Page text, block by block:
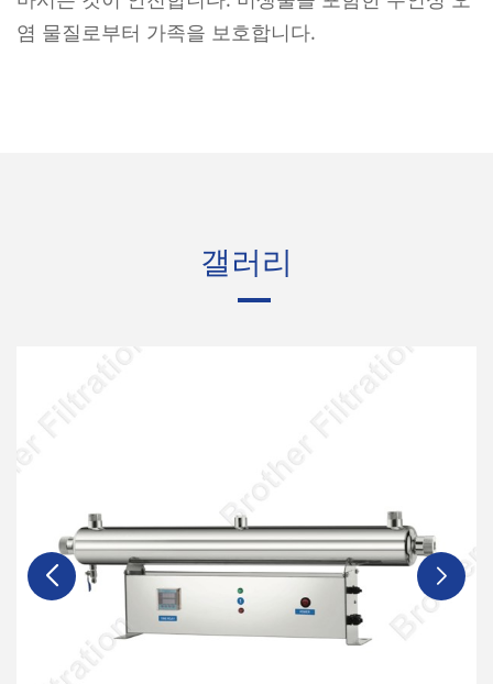
염 물질로부터 가족을 보호합니다.
갤러리